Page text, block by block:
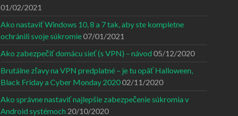
01/02/2021
Ako nastaviť Windows 10, 8 a 7 tak, aby ste kompletne
ochránili svoje súkromie07/01/2021
Ako zabezpečiť domácu sieť (s VPN) – návod 05/12/2020
Brutálne zľavy na VPN predplatné – je tu opäť Halloween,
Black Friday a Cyber Monday 202002/11/2020
Ako správne nastaviť najlepšie zabezpečenie súkromia v
Android systémoch 20/10/2020